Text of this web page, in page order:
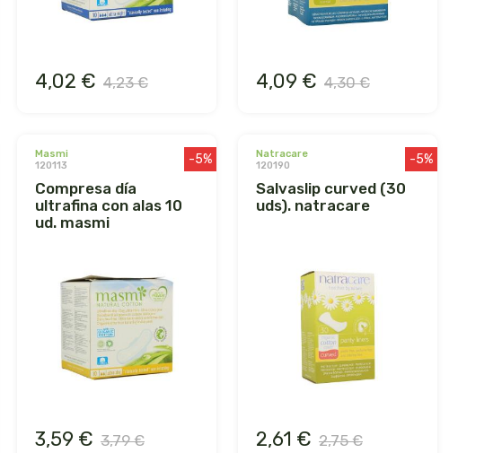
4,02 € 4,23 € 4,09 € 4,30 €
masmi
120113
compresa día
ultrafina con alas 10
ud. masmi
-5%
3,59 € 3,79 €
natracare
120190
salvaslip curved (30
uds). natracare
-5%
2,61 € 2,75 €